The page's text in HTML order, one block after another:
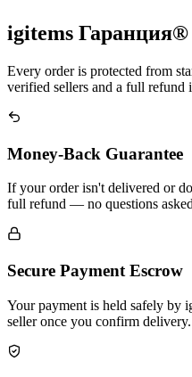
igitems Гаранция®
Every order is protected from
verified sellers and a full refund
Money-Back Guarantee
If your order isn't delivered or
full refund — no questions
Secure Payment Escrow
Your payment is held safely by
seller once you confirm delivery.